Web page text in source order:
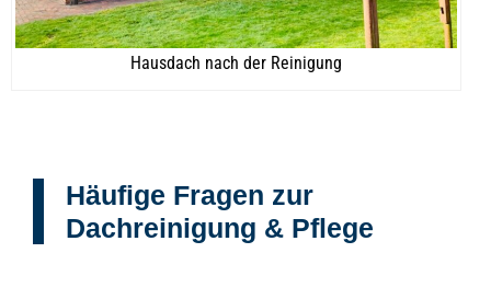
Hausdach nach der Reinigung
Häufige Fragen zur
Dachreinigung & Pflege